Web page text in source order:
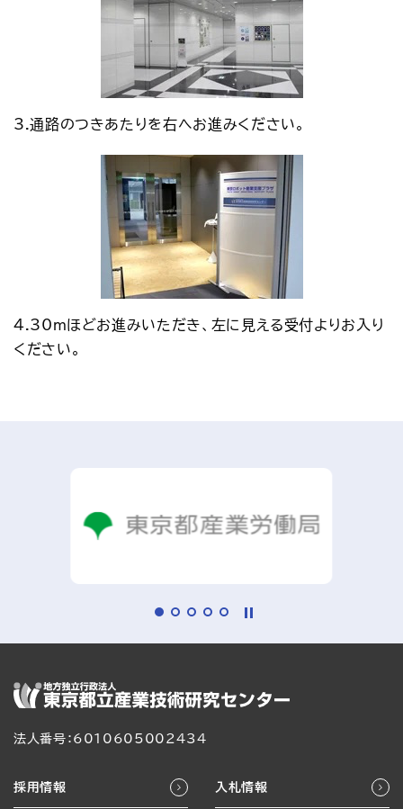
3.通路のつきあたりを右へお進みください。
4.30mほどお進みいただき、左に見える受付よりお入り
ください。
法人番号：6010605002434
採用情報 入札情報